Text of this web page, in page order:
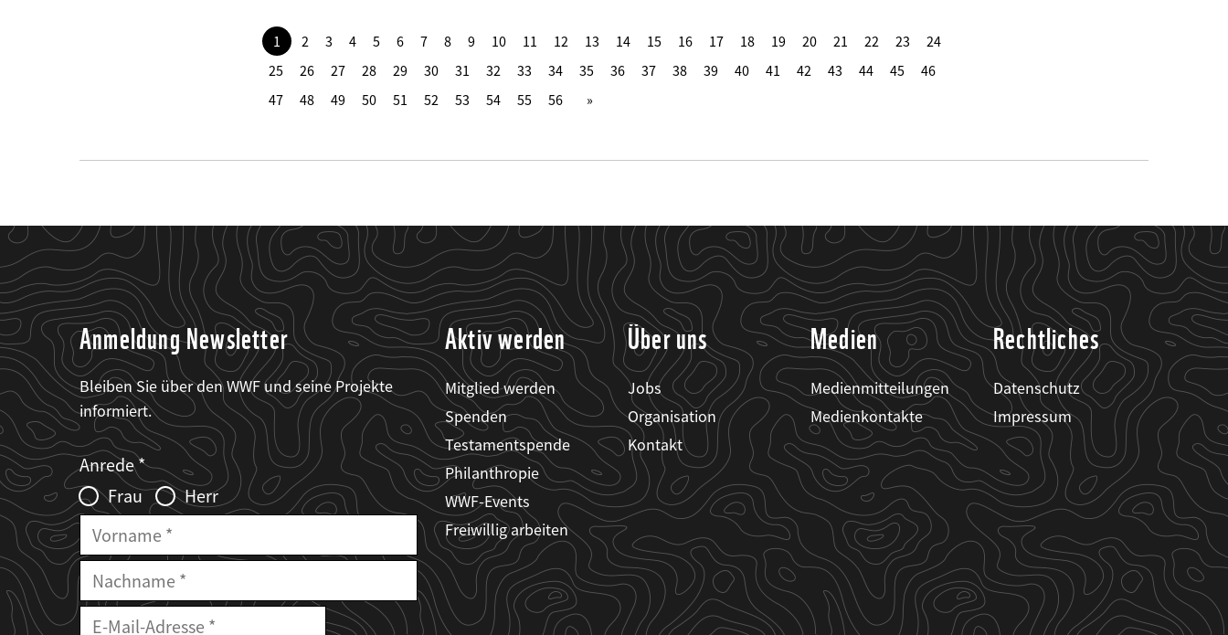
1 2 3 4 5 6 7 8 9 10 11 12 13 14 15 16 17 18 19 20 21 22 23
24
25
26 27 28 29 30 31 32 33 34 35 36 37 38 39 40 41 42 43 44 45
46
47
48 49 50 51 52 53 54 55 56
Anmeldung Newsletter
Bleiben Sie über den WWF und seine Projekte
informiert.
Web2Case
Infofelder
Fieldset
anrede_name
Anrede
Frau
Herr
Vorname
Nachname
E-
Mailadresse
Aktiv werden
Mitglied werden
Spenden
Testamentspende
Philanthropie
WWF-Events
Freiwillig arbeiten
Über uns
Jobs
Organisation
Kontakt
Medien
Medienmitteilungen
Medienkontakte
Rechtliches
Datenschutz
Impressum